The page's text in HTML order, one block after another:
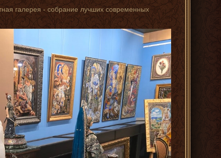
галерея - собрание лучших современных